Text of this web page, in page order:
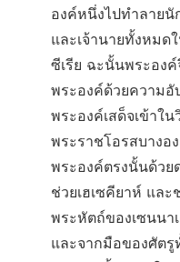
องค์หนึ่งไปทำลาย
และเจ้านายทั้งหมด
ซีเรีย ฉะนั้นพระอง
พระองค์ด้วยความอั
พระองค์เสด็จเข้าใ
พระราชโอรสบางอ
พระองค์ตรงนั้นด้วย
ช่วยเฮเซคียาห์ และ
พระหัตถ์ของเซนนา
และจากมือของศัต